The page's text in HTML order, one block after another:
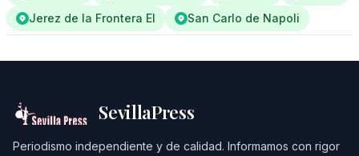
Jerez de la Frontera El
San Carlo de Napoli
SevillaPress
Periodismo independiente y de calidad. Informamos con rigor